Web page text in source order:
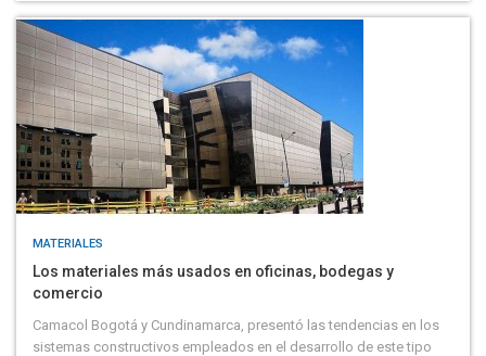
MATERIALES
Los materiales más usados en oficinas, bodegas y
comercio
Camacol Bogotá y Cundinamarca, presentó las tendencias en los
sistemas constructivos empleados en el desarrollo de este tipo